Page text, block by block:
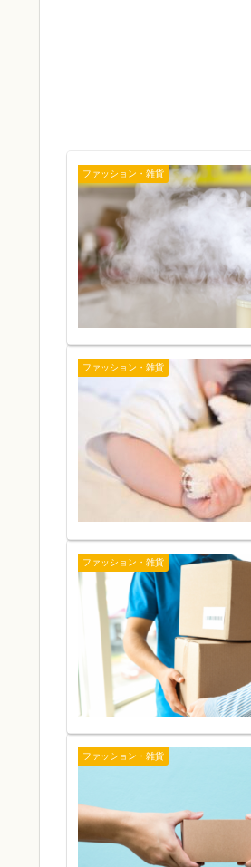
ファッション・雑貨
ファッション・雑貨
ファッション・雑貨
ファッション・雑貨